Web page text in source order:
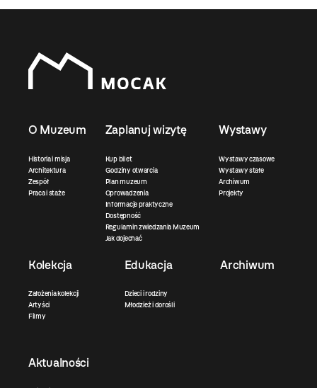
O Muzeum
Historia i misja
Architektura
Zespół
Praca i staże
Zaplanuj wizytę
Kup bilet
Godziny otwarcia
Plan muzeum
Oprowadzenia
Informacje praktyczne
Dostępność
Regulamin zwiedzania Muzeum
Jak dojechać
Wystawy
Wystawy czasowe
Wystawy stałe
Archiwum
Projekty
Kolekcja
Założenia kolekcji
Artyści
Filmy
Edukacja
Dzieci i rodziny
Młodzież i dorośli
Archiwum
Aktualności